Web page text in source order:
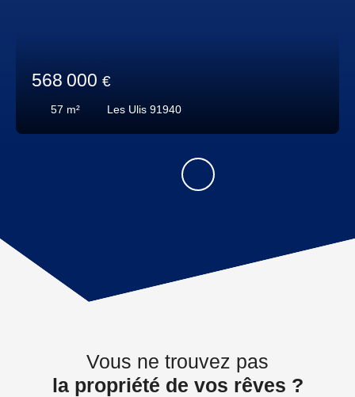
568 000 €
57 m² Les Ulis 91940
Vous ne trouvez pas
la propriété de vos rêves ?